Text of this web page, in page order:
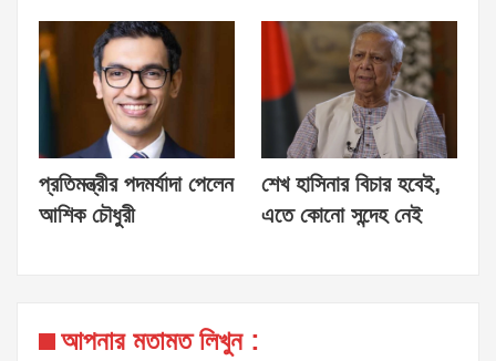
প্রতিমন্ত্রীর পদমর্যাদা পেলেন
আশিক চৌধুরী
শেখ হাসিনার বিচার হবেই,
এতে কোনো সন্দেহ নেই
আপনার মতামত লিখুন :